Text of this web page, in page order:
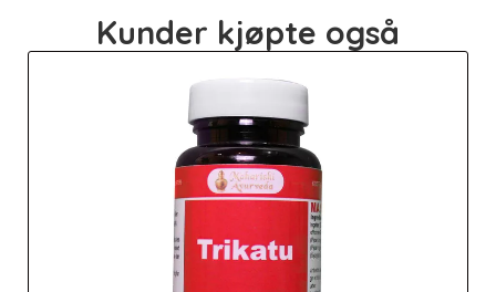
Kunder kjøpte også